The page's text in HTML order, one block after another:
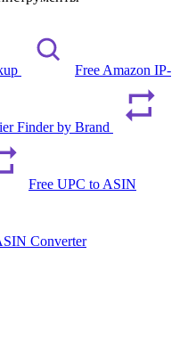
Free Amazon IP-
Finder by Brand
Free UPC to ASIN
Converter